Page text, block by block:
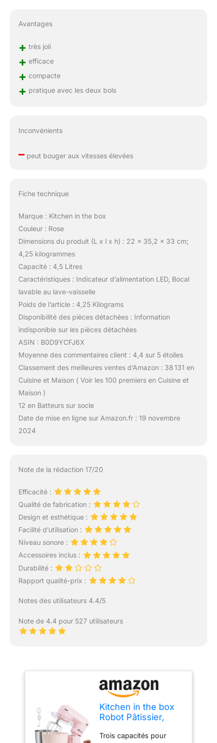
Avantages
+ très joli
+ efficace
+ compacte
+ pratique avec les deux bols
Inconvénients
–peut bouger aux vitesses élevées
Fiche technique
Marque : Kitchen in the box
Couleur : Rose
Dimensions du produit (L x l x h) : 22 x 35,2 x 33 cm;
4,25 kilogrammes
Capacité : 4,5 Litres
Caractéristiques : Indicateur d’alimentation LED, Bocal
lavable au lave-vaisselle
Poids de l’article : 4,25 Kilograms
Disponibilité des pièces détachées : Information
indisponible sur les pièces détachées
ASIN : B0D9YCFJ6X
Moyenne des commentaires client : 4,4 sur 5 étoiles
Classement des meilleures ventes d’Amazon : 38 131 en
Cuisine et Maison ( Voir les 100 premiers en Cuisine et
Maison )
12 en Batteurs sur socle
Date de mise en ligne sur Amazon.fr : 19 novembre
2024
Note de la rédaction 17/20
Efficacité :
Qualité de fabrication :
Design et esthétique :
Facilité d’utilisation :
Niveau sonore :
Accessoires inclus :
Durabilité :
Rapport qualité-prix :
Notes des utilisateurs 4.4/5
Note de 4.4 pour 527 utilisateurs
Kitchen in the box
Robot Pâtissier,
Robots de Cuisine,
Trois capacités pour